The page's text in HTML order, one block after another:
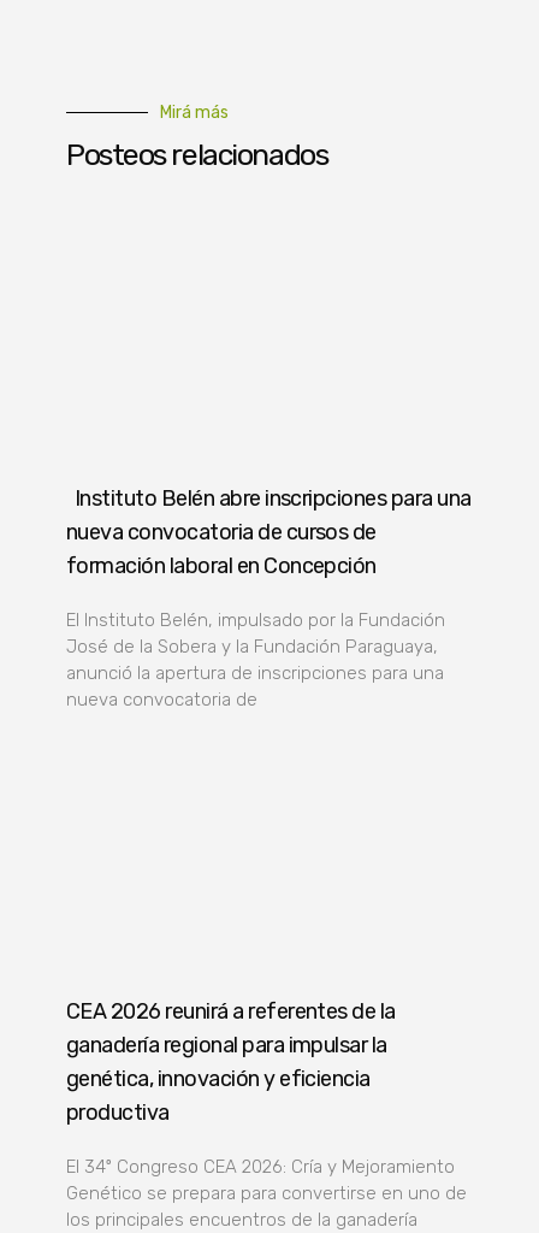
Mirá más
Posteos relacionados
Instituto Belén abre inscripciones para una
nueva convocatoria de cursos de
formación laboral en Concepción
El Instituto Belén, impulsado por la Fundación
José de la Sobera y la Fundación Paraguaya,
anunció la apertura de inscripciones para una
nueva convocatoria de
CEA 2026 reunirá a referentes de la
ganadería regional para impulsar la
genética, innovación y eficiencia
productiva
El 34º Congreso CEA 2026: Cría y Mejoramiento
Genético se prepara para convertirse en uno de
los principales encuentros de la ganadería